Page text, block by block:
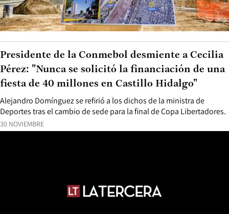
30 NOVIEMBRE
Alejandro Domínguez se refirió a los dichos de la ministra de
Deportes tras el cambio de sede para la final de Copa Libertadores.
Presidente de la Conmebol desmiente a Cecilia
Pérez: "Nunca se solicitó la financiación de una
fiesta de 40 millones en Castillo Hidalgo"